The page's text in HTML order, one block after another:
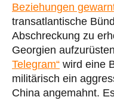
Beziehungen
transatlantische
Abschreckung zu
Georgien
Telegram“ wird eine
militärisch ein
China angemahnt.